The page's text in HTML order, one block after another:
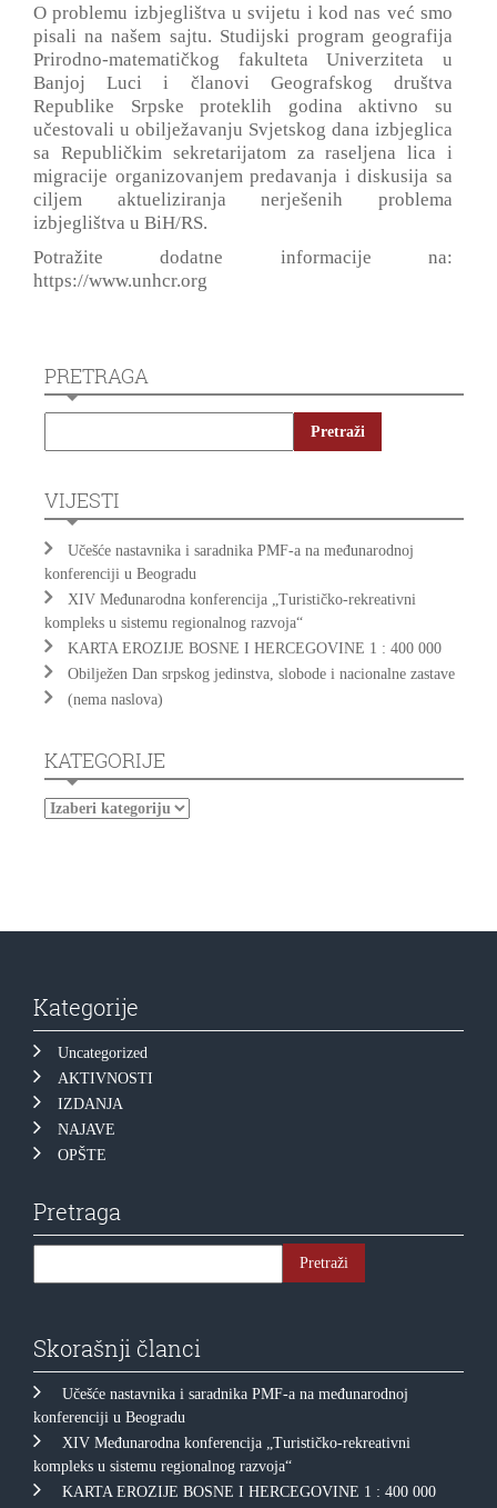
O problemu izbjeglištva u svijetu i kod nas već smo
pisali na našem sajtu. Studijski program geografija
Prirodno-matematičkog fakulteta Univerziteta u
Banjoj Luci i članovi Geografskog društva
Republike Srpske proteklih godina aktivno su
učestovali u obilježavanju Svjetskog dana izbjeglica
sa Republičkim sekretarijatom za raseljena lica i
migracije organizovanjem predavanja i diskusija sa
ciljem aktueliziranja nerješenih problema
izbjeglištva u BiH/RS.
Potražite dodatne informacije na:
https://www.unhcr.org
PRETRAGA
VIJESTI
Učešće nastavnika i saradnika PMF-a na međunarodnoj
konferenciji u Beogradu
XIV Međunarodna konferencija „Turističko-rekreativni
kompleks u sistemu regionalnog razvoja“
KARTA EROZIJE BOSNE I HERCEGOVINE 1 : 400 000
Obilježen Dan srpskog jedinstva, slobode i nacionalne zastave
(nema naslova)
KATEGORIJE
Kategorije
Uncategorized
AKTIVNOSTI
IZDANJA
NAJAVE
OPŠTE
Pretraga
Skorašnji članci
Učešće nastavnika i saradnika PMF-a na međunarodnoj
konferenciji u Beogradu
XIV Međunarodna konferencija „Turističko-rekreativni
kompleks u sistemu regionalnog razvoja“
KARTA EROZIJE BOSNE I HERCEGOVINE 1 : 400 000